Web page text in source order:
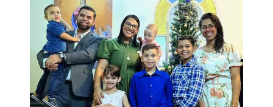
o
k
p k